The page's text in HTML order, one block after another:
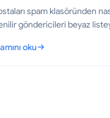
spam klasöründen
göndericileri beyaz
kutusu teslim edilebilirliğinizi
oku
Yılında E-postaları Spam